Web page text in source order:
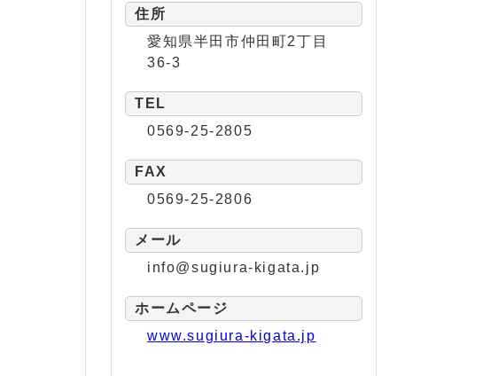
住所
愛知県半田市仲田町2丁目
36-3
TEL
0569-25-2805
FAX
0569-25-2806
メール
info@sugiura-kigata.jp
ホームページ
www.sugiura-kigata.jp